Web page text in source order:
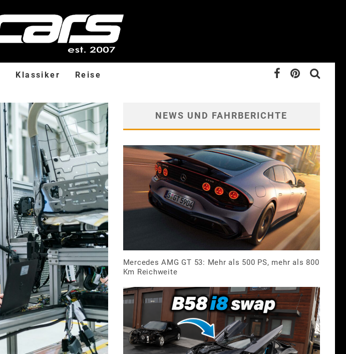
Klassiker Reise
NEWS UND FAHRBERICHTE
Mercedes AMG GT 53: Mehr als 500 PS, mehr als 800
Km Reichweite